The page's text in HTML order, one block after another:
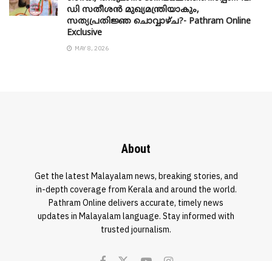
ഡി സതീശൻ മുഖ്യമന്ത്രിയാകും,
സത്യപ്രതിജ്ഞ ചൊവ്വാഴ്ച?- Pathram Online
Exclusive
MAY 8, 2026
About
Get the latest Malayalam news, breaking stories, and
in-depth coverage from Kerala and around the world.
Pathram Online delivers accurate, timely news
updates in Malayalam language. Stay informed with
trusted journalism.